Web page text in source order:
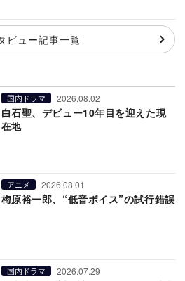
ビュー記事一覧
国内ドラマ 2026.08.02
白石聖、デビュー10年目を迎えた現
在地
アニメ 2026.08.01
梅原裕一郎、“低音ボイス”の試行錯誤
国内ドラマ 2026.07.29